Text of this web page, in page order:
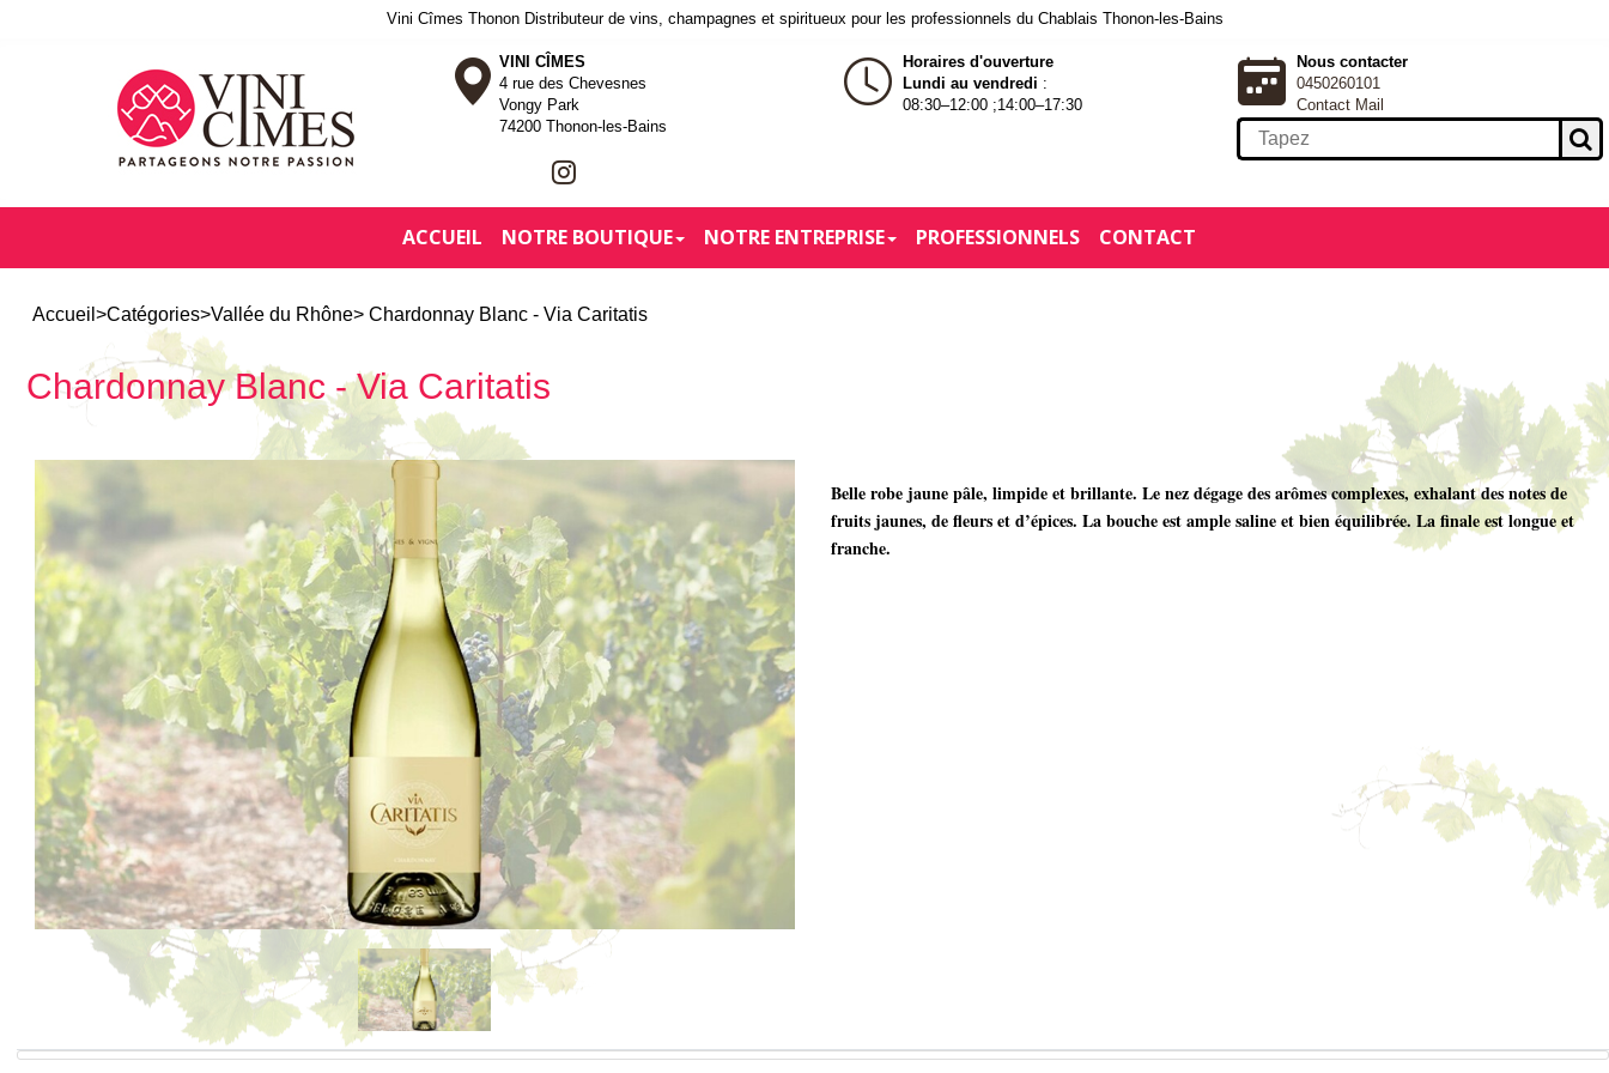
Vini Cîmes Thonon Distributeur de vins, champagnes et spiritueux pour les professionnels du Chablais Thonon-les-Bains
VINI CÎMES
4 rue des Chevesnes
Vongy Park
74200 Thonon-les-Bains
Horaires d'ouverture
Lundi au vendredi :
08:30–12:00 ;14:00–17:30
Nous contacter
0450260101
Contact Mail
ACCUEIL NOTRE BOUTIQUE NOTRE ENTREPRISE PROFESSIONNELS CONTACT
Accueil >Catégories>Vallée du Rhône> Chardonnay Blanc - Via Caritatis
Chardonnay Blanc - Via Caritatis
Belle robe jaune pâle, limpide et brillante. Le nez dégage des arômes complexes, exhalant des notes de
fruits jaunes, de fleurs et d’épices. La bouche est ample saline et bien équilibrée. La finale est longue et
franche.